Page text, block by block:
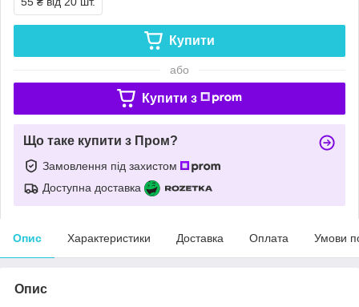
Купити
або
Купити з
Що таке купити з Пром?
Замовлення під захистом
Доступна доставка
Опис Характеристики Доставка Оплата Умови
Опис